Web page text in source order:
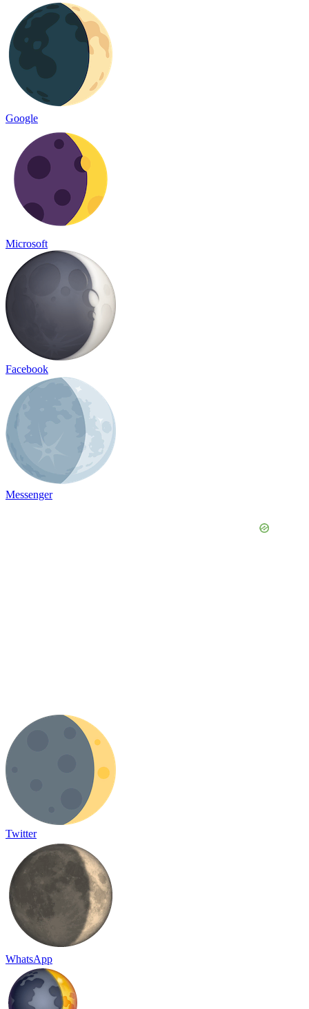
Google
Microsoft
Facebook
Messenger
Twitter
WhatsApp